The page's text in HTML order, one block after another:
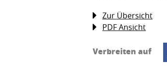
Zur Übersicht
PDF Ansicht
Verbreiten auf